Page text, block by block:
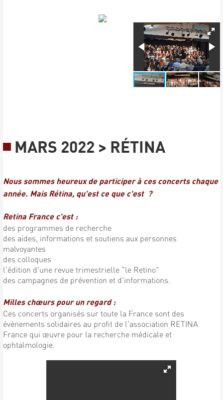
MARS 2022 > RÉTINA
Nous sommes heureux de participer à ces concerts chaque
année. Mais Rétina, qu'est ce que c'est ?
Retina France c'est :
des programmes de recherche
des aides, informations et soutiens aux personnes
malvoyantes
des colloques
l'édition d'une revue trimestrielle "le Retino"
des campagnes de prévention et d'informations.
Milles chœurs pour un regard :
Ces concerts organisés sur toute la France sont des
évènements solidaires au profit de l'association RETINA
France qui œuvre pour la recherche médicale et
ophtalmologie.